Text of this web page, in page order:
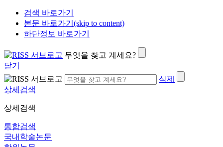
검색 바로가기
본문 바로가기(skip to content)
하단정보 바로가기
무엇을 찾고 계세요?
닫기
삭제
상세검색
상세검색
통합검색
국내학술논문